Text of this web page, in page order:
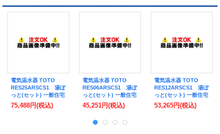
電気温水器 TOTO
RES25ARSCS1 湯ぽ
っと(セット) 一般住宅
洗面・手洗い用 約25L
据え置きタイプ 先止
75,488円(税込)
電気温水器 TOTO
RES06ARSCS1 湯ぽ
っと(セット) 一般住宅
洗面・手洗い用 約6L
据え置きタイプ 先止
45,251円(税込)
電気温水器 TOTO
RES12ARSCS1 湯ぽ
っと(セット) 一般住宅
洗面・手洗い用 約12L
据え置きタイプ 先止
53,265円(税込)